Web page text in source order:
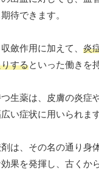
待できます。
斂作用に加えて、 炎
するといった働きを
生薬は、皮膚の炎症
い症状に用いられます
は、その名の通り身
果を発揮し、古くか